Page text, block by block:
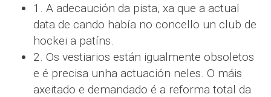
1. A adecaución da pista, xa que a actual
data de cando había no concello un club de
hockei a patíns.
2. Os vestiarios están igualmente obsoletos
e é precisa unha actuación neles. O máis
axeitado e demandado é a reforma total da